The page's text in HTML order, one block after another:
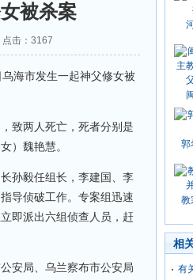
被杀案
击： 3167
海市发生一起神父修女被
致两人死亡，死者分别是
女）魏艳慧。
孙毅任组长，李建国、李
导侦破工作。专案组迅速
即派出六组侦查人员，赶
安局、乌兰察布市公安局
郭
教
相
有